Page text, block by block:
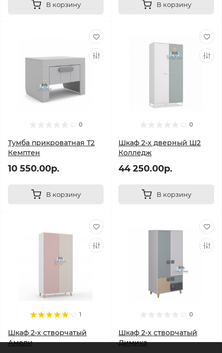
В корзину В корзину
0
Тумба прикроватная Т2
Кемптен
10 550.00р.
В корзину
0
Шкаф 2-х дверный Ш2
Колледж
44 250.00р.
В корзину
1
Шкаф 2-х створчатый
Амели
0
Шкаф 2-х створчатый
Димика